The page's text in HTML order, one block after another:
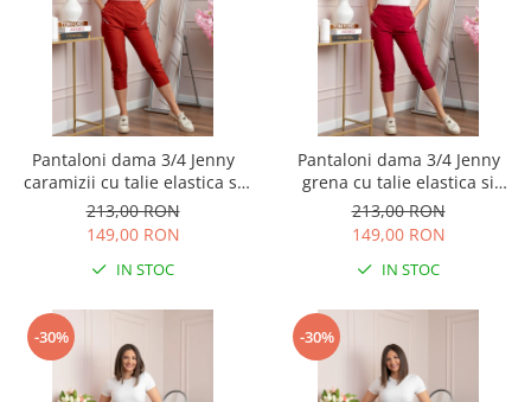
Pantaloni dama 3/4 Jenny
caramizii cu talie elastica si
fermoare decorative
213,00 RON
149,00 RON
IN STOC
Pantaloni dama 3/4 Jenny
grena cu talie elastica si
fermoare decorative
213,00 RON
149,00 RON
IN STOC
-30% -30%